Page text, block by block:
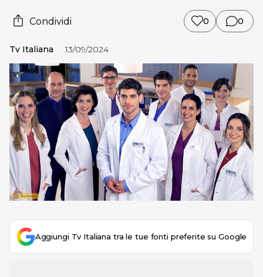
Condividi 0 0
Tv Italiana 13/09/2024
Aggiungi Tv Italiana tra le tue fonti preferite su Google